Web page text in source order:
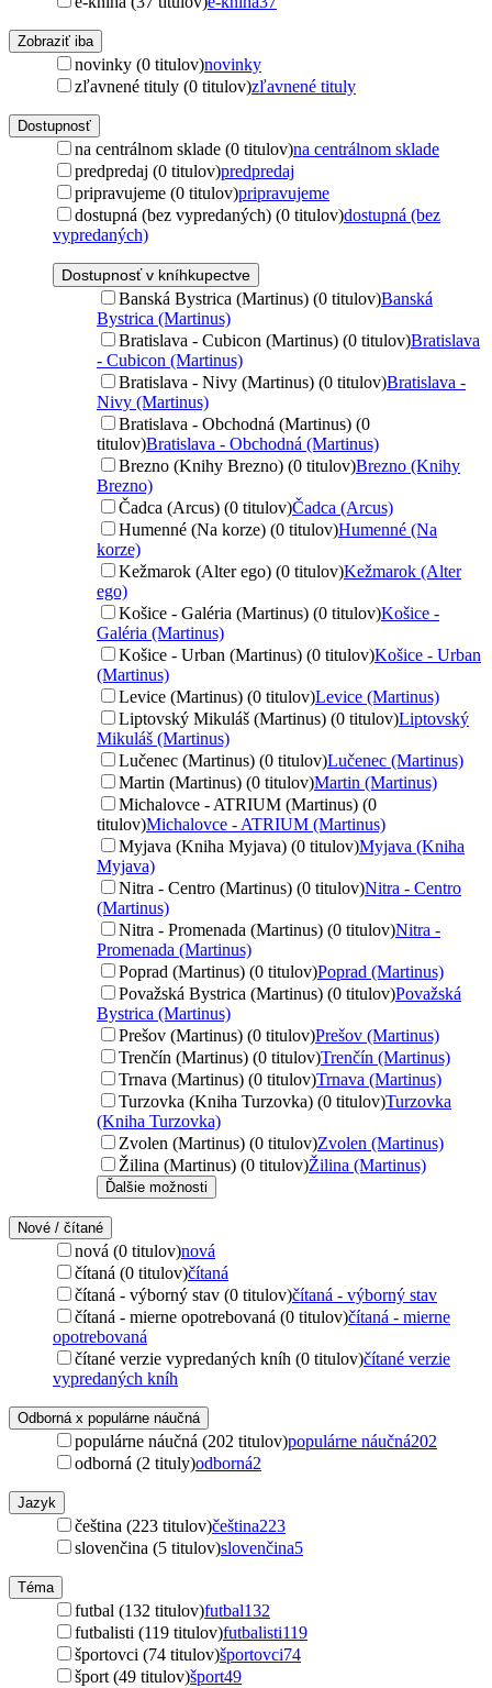
Zobraziť iba
novinky (0 titulov)novinky
zľavnené tituly (0 titulov)zľavnené tituly
Dostupnosť
na centrálnom sklade (0 titulov)na centrálnom sklade
predpredaj (0 titulov)predpredaj
pripravujeme (0 titulov)pripravujeme
dostupná (bez vypredaných) (0 titulov)dostupná (bez
vypredaných)
Dostupnosť v kníhkupectve
Banská Bystrica (Martinus) (0 titulov)Banská
Bystrica (Martinus)
Bratislava - Cubicon (Martinus) (0 titulov)Bratislava
- Cubicon (Martinus)
Bratislava - Nivy (Martinus) (0 titulov)Bratislava -
Nivy (Martinus)
Bratislava - Obchodná (Martinus) (0
titulov)Bratislava - Obchodná (Martinus)
Brezno (Knihy Brezno) (0 titulov)Brezno (Knihy
Brezno)
Čadca (Arcus) (0 titulov)Čadca (Arcus)
Humenné (Na korze) (0 titulov)Humenné (Na
korze)
Kežmarok (Alter ego) (0 titulov)Kežmarok (Alter
ego)
Košice - Galéria (Martinus) (0 titulov)Košice -
Galéria (Martinus)
Košice - Urban (Martinus) (0 titulov)Košice - Urban
(Martinus)
Levice (Martinus) (0 titulov)Levice (Martinus)
Liptovský Mikuláš (Martinus) (0 titulov)Liptovský
Mikuláš (Martinus)
Lučenec (Martinus) (0 titulov)Lučenec (Martinus)
Martin (Martinus) (0 titulov)Martin (Martinus)
Michalovce - ATRIUM (Martinus) (0
titulov)Michalovce - ATRIUM (Martinus)
Myjava (Kniha Myjava) (0 titulov)Myjava (Kniha
Myjava)
Nitra - Centro (Martinus) (0 titulov)Nitra - Centro
(Martinus)
Nitra - Promenada (Martinus) (0 titulov)Nitra -
Promenada (Martinus)
Poprad (Martinus) (0 titulov)Poprad (Martinus)
Považská Bystrica (Martinus) (0 titulov)Považská
Bystrica (Martinus)
Prešov (Martinus) (0 titulov)Prešov (Martinus)
Trenčín (Martinus) (0 titulov)Trenčín (Martinus)
Trnava (Martinus) (0 titulov)Trnava (Martinus)
Turzovka (Kniha Turzovka) (0 titulov)Turzovka
(Kniha Turzovka)
Zvolen (Martinus) (0 titulov)Zvolen (Martinus)
Žilina (Martinus) (0 titulov)Žilina (Martinus)
Ďalšie možnosti
Nové / čítané
nová (0 titulov)nová
čítaná (0 titulov)čítaná
čítaná - výborný stav (0 titulov)čítaná - výborný stav
čítaná - mierne opotrebovaná (0 titulov)čítaná - mierne
opotrebovaná
čítané verzie vypredaných kníh (0 titulov)čítané verzie
vypredaných kníh
Odborná x populárne náučná
populárne náučná (202 titulov)populárne náučná202
odborná (2 tituly)odborná2
Jazyk
čeština (223 titulov)čeština223
slovenčina (5 titulov)slovenčina5
Téma
futbal (132 titulov)futbal132
futbalisti (119 titulov)futbalisti119
športovci (74 titulov)športovci74
šport (49 titulov)šport49